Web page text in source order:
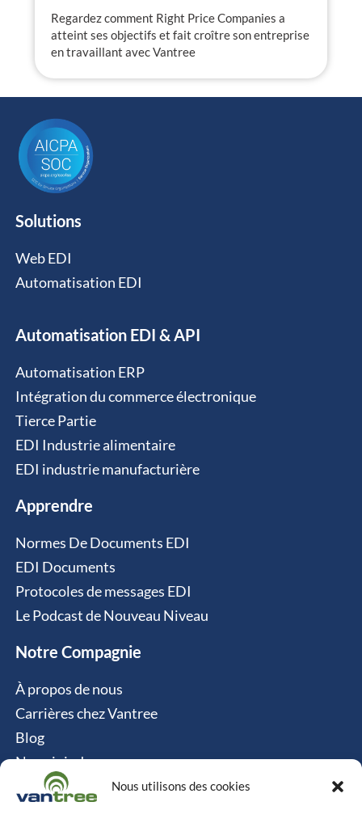
Nous utilisons des cookies
Regardez comment Right Price Companies a
atteint ses objectifs et fait croître son entreprise
en travaillant avec Vantree
Solutions
Web EDI
Automatisation EDI
Automatisation EDI & API
Automatisation ERP
Intégration du commerce électronique
Tierce Partie
EDI Industrie alimentaire
EDI industrie manufacturière
Apprendre
Normes De Documents EDI
EDI Documents
Protocoles de messages EDI
Le Podcast de Nouveau Niveau
Notre Compagnie
À propos de nous
Carrières chez Vantree
Blog
Nous joindre
Politique relative aux cookies